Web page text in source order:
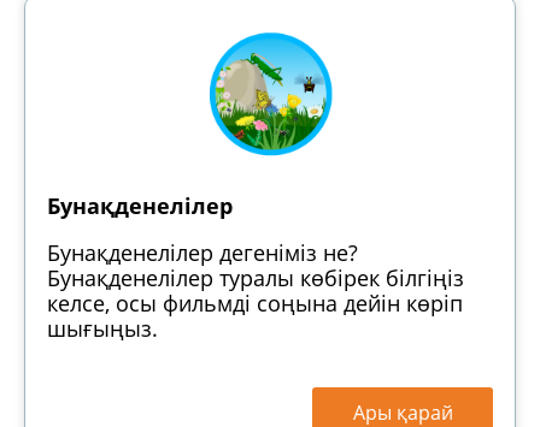
Бунақденелілер
Бунақденелілер дегеніміз не?
Бунақденелілер туралы көбірек білгіңіз
келсе, осы фильмді соңына дейін көріп
шығыңыз.
Ары қарай